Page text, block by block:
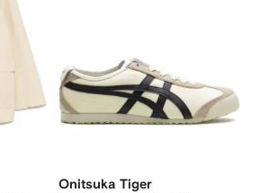
Onitsuka Tiger